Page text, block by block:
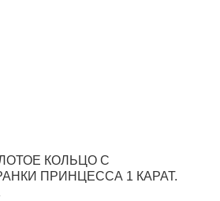
КОЛЬЦО С
ПРИНЦЕССА 1 КАРАТ.